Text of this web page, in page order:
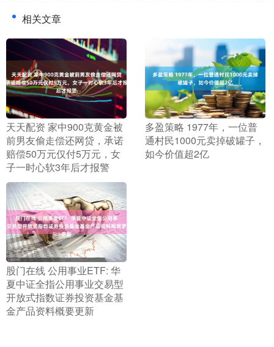
相关文章
​天天配资 家中900克黄金被
前男友偷走偿还网贷，承诺
赔偿50万元仅付5万元，女
子一时心软3年后才报警
​多盈策略 1977年，一位普
通村民1000元卖掉破罐子，
如今价值超2亿
​股门在线 公用事业ETF: 华
夏中证全指公用事业交易型
开放式指数证券投资基金基
金产品资料概要更新